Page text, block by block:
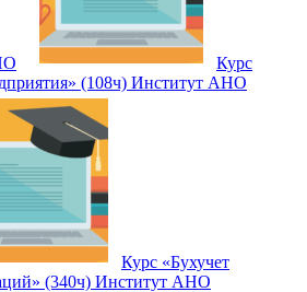
Курс
(108ч) Институт АНО
Курс «Бухучет
(340ч) Институт АНО